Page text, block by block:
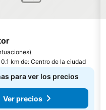
)
km de: Centro de la ciudad
para ver los precios
Ver precios